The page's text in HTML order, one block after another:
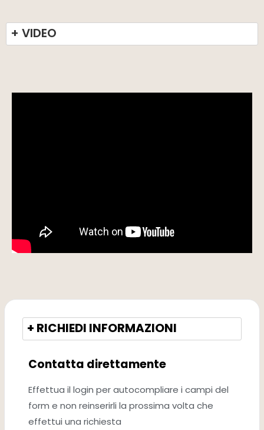
+ VIDEO
+ RICHIEDI INFORMAZIONI
Contatta direttamente
Effettua il login per autocompliare i campi del
form e non reinserirli la prossima volta che
effettui una richiesta